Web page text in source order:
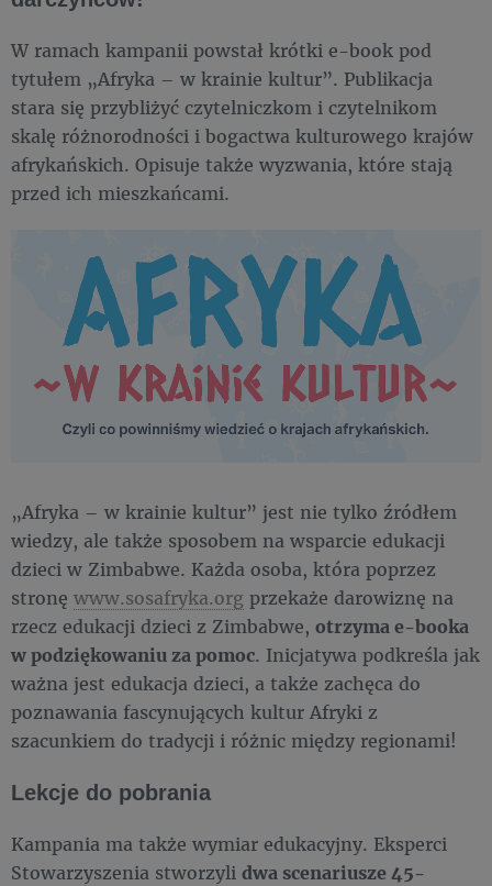
W ramach kampanii powstał krótki e-book pod
tytułem „Afryka – w krainie kultur”. Publikacja
stara się przybliżyć czytelniczkom i czytelnikom
skalę różnorodności i bogactwa kulturowego krajów
afrykańskich. Opisuje także wyzwania, które stają
przed ich mieszkańcami.
„Afryka – w krainie kultur” jest nie tylko źródłem
wiedzy, ale także sposobem na wsparcie edukacji
dzieci w Zimbabwe. Każda osoba, która poprzez
stronę www.sosafryka.org przekaże darowiznę na
rzecz edukacji dzieci z Zimbabwe, otrzyma e-booka
w podziękowaniu za pomoc. Inicjatywa podkreśla jak
ważna jest edukacja dzieci, a także zachęca do
poznawania fascynujących kultur Afryki z
szacunkiem do tradycji i różnic między regionami!
Lekcje do pobrania
Kampania ma także wymiar edukacyjny. Eksperci
Stowarzyszenia stworzyli dwa scenariusze 45-